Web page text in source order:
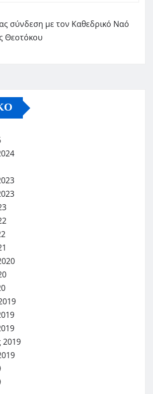
σύνδεση με τον Καθεδρικό Ναό
Θεοτόκου
2019